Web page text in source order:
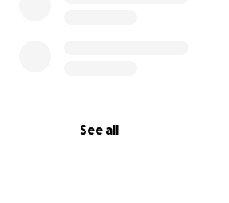
See all